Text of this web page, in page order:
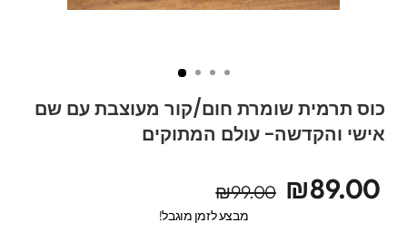
כוס תרמית שומרת חום/קור מעוצבת עם שם
אישי והקדשה- עולם המתוקים
מחיר
מקורי
מחיר
מבצע
₪89.00
₪99.00
מבצע לזמן מוגבל!